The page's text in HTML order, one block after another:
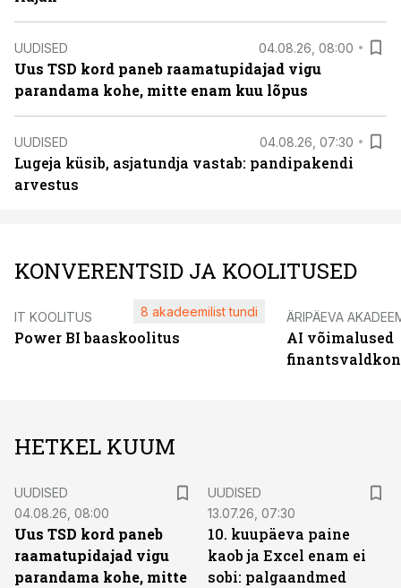
UUDISED 04.08.26, 08:00
Uus TSD kord paneb raamatupidajad vigu
parandama kohe, mitte enam kuu lõpus
UUDISED 04.08.26, 07:30
Lugeja küsib, asjatundja vastab: pandipakendi
arvestus
KONVERENTSID JA KOOLITUSED
IT KOOLITUS
Power BI baaskoolitus
8 akadeemilist tundi ÄRIPÄEVA
AI võimalused
HETKEL KUUM
UUDISED
04.08.26, 08:00
Uus TSD kord paneb
raamatupidajad vigu
parandama kohe, mitte
UUDISED
13.07.26, 07:30
10. kuupäeva paine
kaob ja Excel enam ei
sobi: palgaandmed